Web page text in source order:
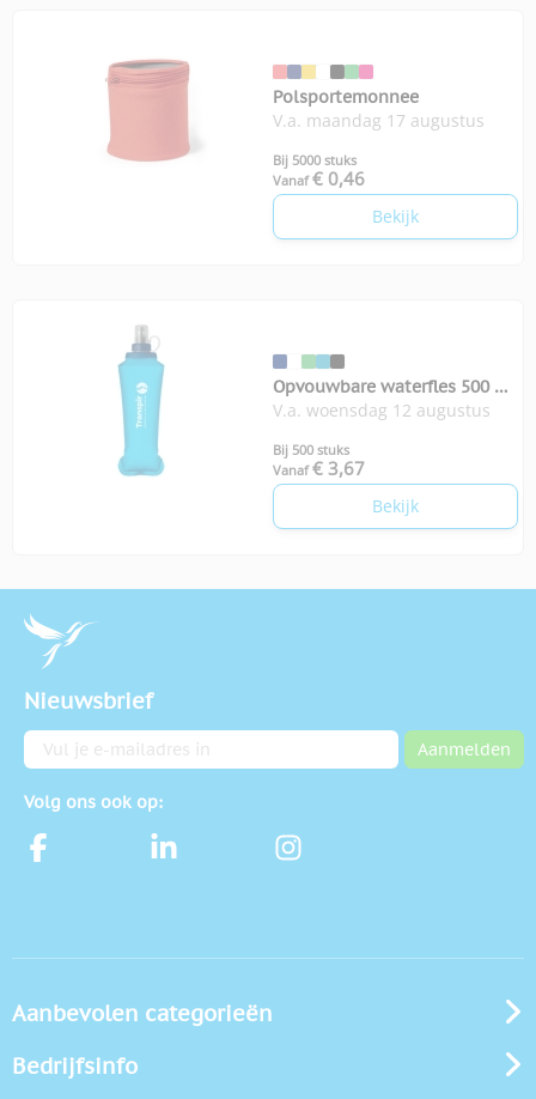
Polsportemonnee
V.a. maandag 17 augustus
Bij 5000 stuks
Vanaf € 0,46
Bekijk
Opvouwbare waterfles 500 ml
Biter
V.a. woensdag 12 augustus
Bij 500 stuks
Vanaf € 3,67
Bekijk
Nieuwsbrief
E-mailadres Aanmelden
Volg ons ook op:
Aanbevolen categorieën
Bedrijfsinfo